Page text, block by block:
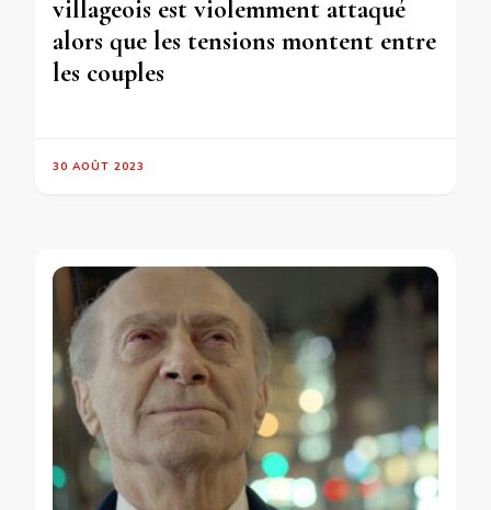
villageois est violemment attaqué
alors que les tensions montent entre
les couples
30 AOÛT 2023